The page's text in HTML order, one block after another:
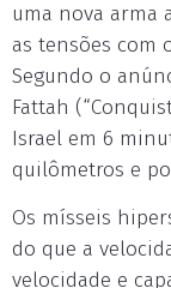
uma nova arma
as tensões com
Segundo o
Fattah
Israel em 6
quilômetros e
Os mísseis
do que a
velocidade e